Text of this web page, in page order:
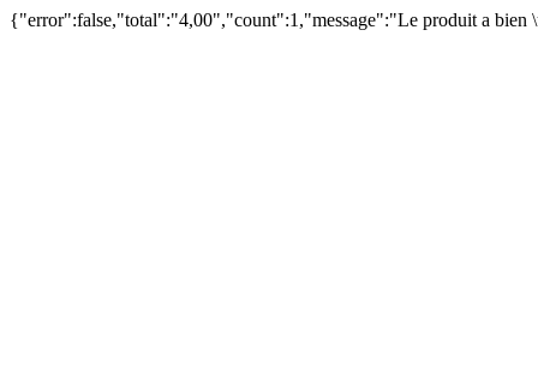
{"error":false,"total":"4,00","count":1,"message":"Le produit a bien